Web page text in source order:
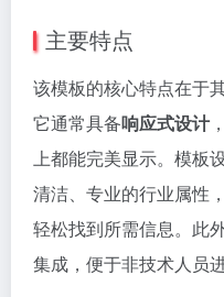
主要特点
该模板的核心特点在于
它通常具备响应式设计
上都能完美显示。模板
清洁、专业的行业属性
轻松找到所需信息。此
集成，便于非技术人员